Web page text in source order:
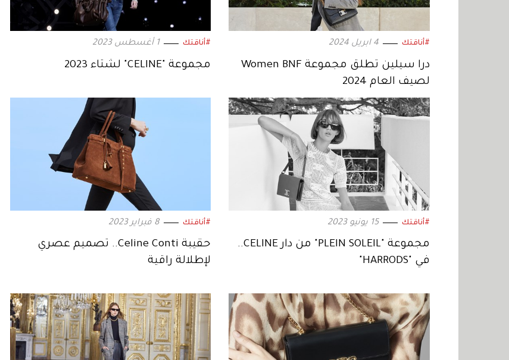
#أناقتك 4 ابريل 2024
درا سيلين تطلق مجموعة Women BNF
لصيف العام 2024
#أناقتك 1 أغسطس 2023
مجموعة "CELINE" لشتاء 2023
#أناقتك 15 يونيو 2023
مجموعة "PLEIN SOLEIL" من دار CELINE..
في "HARRODS"
#أناقتك 8 فبراير 2023
حقيبة Celine Conti.. تصميم عصري
لإطلالة راقية